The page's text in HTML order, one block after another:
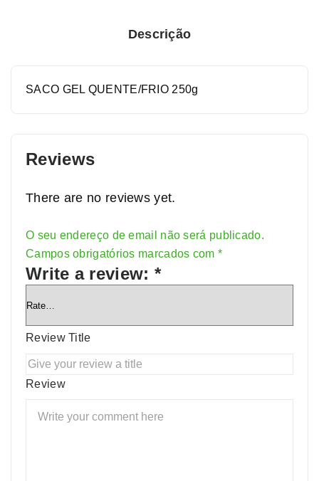
Descrição
SACO GEL QUENTE/FRIO 250g
Reviews
There are no reviews yet.
O seu endereço de email não será publicado.
Campos obrigatórios marcados com *
Write a review: *
Review Title
Review
Alternative: